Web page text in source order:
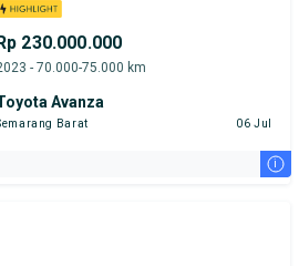
230.000.000
- 70.000-75.000 km
Avanza
Barat 06 Jul
i